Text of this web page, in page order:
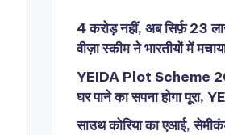
4 करोड़ नहीं, अब सिर्फ़ 23
वीज़ा स्कीम ने भारतीयों में
YEIDA Plot Scheme
घर पाने का सपना होगा पूरा,
साउथ कोरिया का एआई,